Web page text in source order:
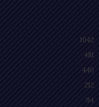
1042
481
440
212
94